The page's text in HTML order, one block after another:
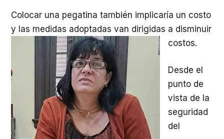
Colocar una pegatina también implicaría un costo
y las medidas adoptadas van dirigidas a disminuir
costos.
Desde el
punto de
vista de la
seguridad
del